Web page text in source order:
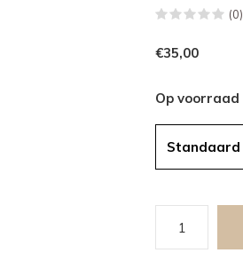
(0)
€35,00
Op voorraad
Standaard